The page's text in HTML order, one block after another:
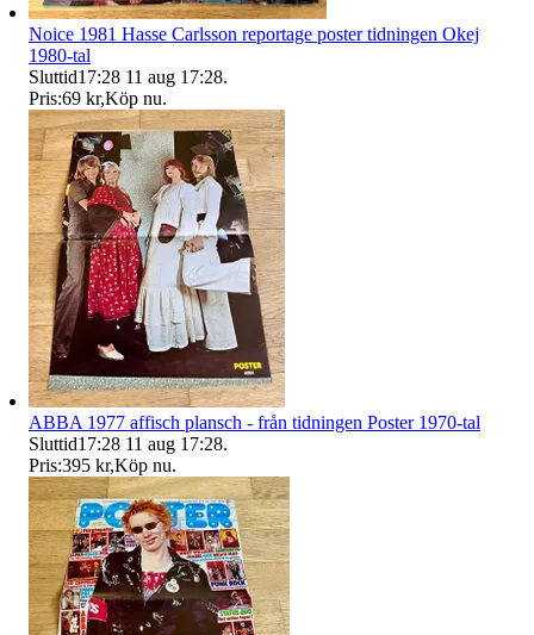
Noice 1981 Hasse Carlsson reportage poster tidningen Okej
1980-tal
Sluttid17:28 11 aug 17:28.
Pris:69 kr,Köp nu.
ABBA 1977 affisch plansch - från tidningen Poster 1970-tal
Sluttid17:28 11 aug 17:28.
Pris:395 kr,Köp nu.